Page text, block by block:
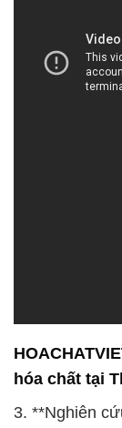
hóa chất tại
3. **Nghiên